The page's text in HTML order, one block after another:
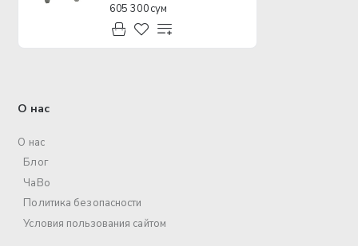
605 300 сум
О нас
О нас
Блог
ЧаВо
Политика безопасности
Условия пользования сайтом